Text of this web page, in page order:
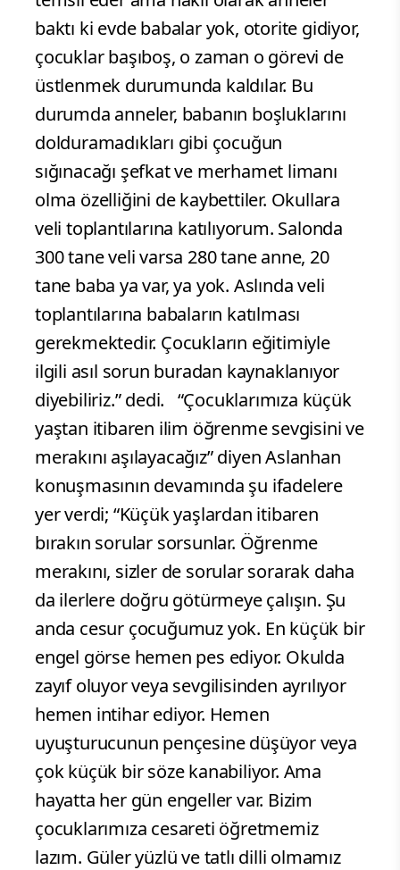
baktı ki evde babalar yok, otorite gidiyor,
çocuklar başıboş, o zaman o görevi de
üstlenmek durumunda kaldılar. Bu
durumda anneler, babanın boşluklarını
dolduramadıkları gibi çocuğun
sığınacağı şefkat ve merhamet limanı
olma özelliğini de kaybettiler. Okullara
veli toplantılarına katılıyorum. Salonda
300 tane veli varsa 280 tane anne, 20
tane baba ya var, ya yok. Aslında veli
toplantılarına babaların katılması
gerekmektedir. Çocukların eğitimiyle
ilgili asıl sorun buradan kaynaklanıyor
diyebiliriz.” dedi. “Çocuklarımıza küçük
yaştan itibaren ilim öğrenme sevgisini ve
merakını aşılayacağız” diyen Aslanhan
konuşmasının devamında şu ifadelere
yer verdi; “Küçük yaşlardan itibaren
bırakın sorular sorsunlar. Öğrenme
merakını, sizler de sorular sorarak daha
da ilerlere doğru götürmeye çalışın. Şu
anda cesur çocuğumuz yok. En küçük bir
engel görse hemen pes ediyor. Okulda
zayıf oluyor veya sevgilisinden ayrılıyor
hemen intihar ediyor. Hemen
uyuşturucunun pençesine düşüyor veya
çok küçük bir söze kanabiliyor. Ama
hayatta her gün engeller var. Bizim
çocuklarımıza cesareti öğretmemiz
lazım. Güler yüzlü ve tatlı dilli olmamız